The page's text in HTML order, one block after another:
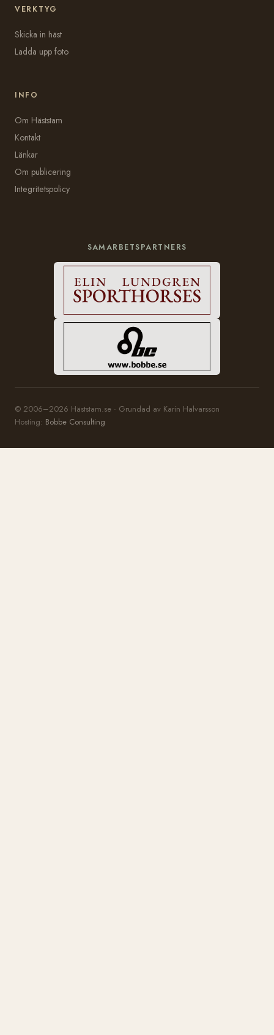
VERKTYG
Skicka in häst
Ladda upp foto
INFO
Om Häststam
Kontakt
Länkar
Om publicering
Integritetspolicy
SAMARBETSPARTNERS
© 2006–2026 Häststam.se · Grundad av Karin Halvarsson
Hosting: Bobbe Consulting